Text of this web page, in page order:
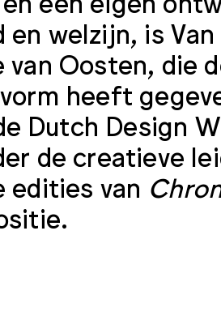
en welzijn, is
van Oosten, die
heeft
Dutch Design
de creatieve
edities van